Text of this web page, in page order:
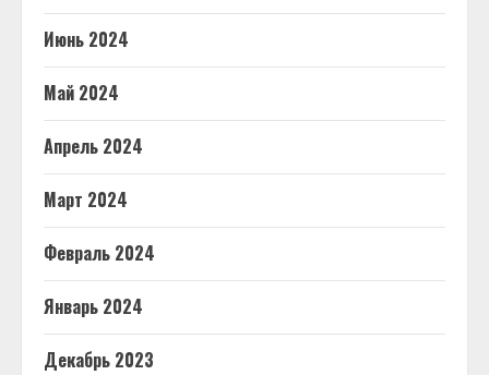
Июнь 2024
Май 2024
Апрель 2024
Март 2024
Февраль 2024
Январь 2024
Декабрь 2023